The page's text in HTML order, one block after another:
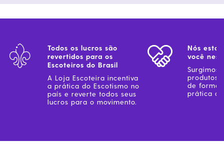
Todos os lucros são
revertidos para os
Escoteiros do Brasil
A Loja Escoteira incentiva
a prática do Escotismo no
país e reverte todos seus
lucros para o movimento.
Nós
você
Surgimos
produtos
de forma
prática